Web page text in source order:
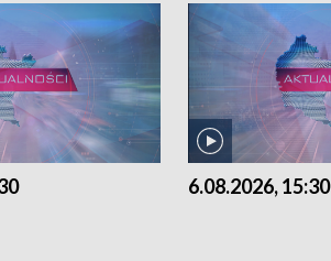
6.08.2026, 15:30